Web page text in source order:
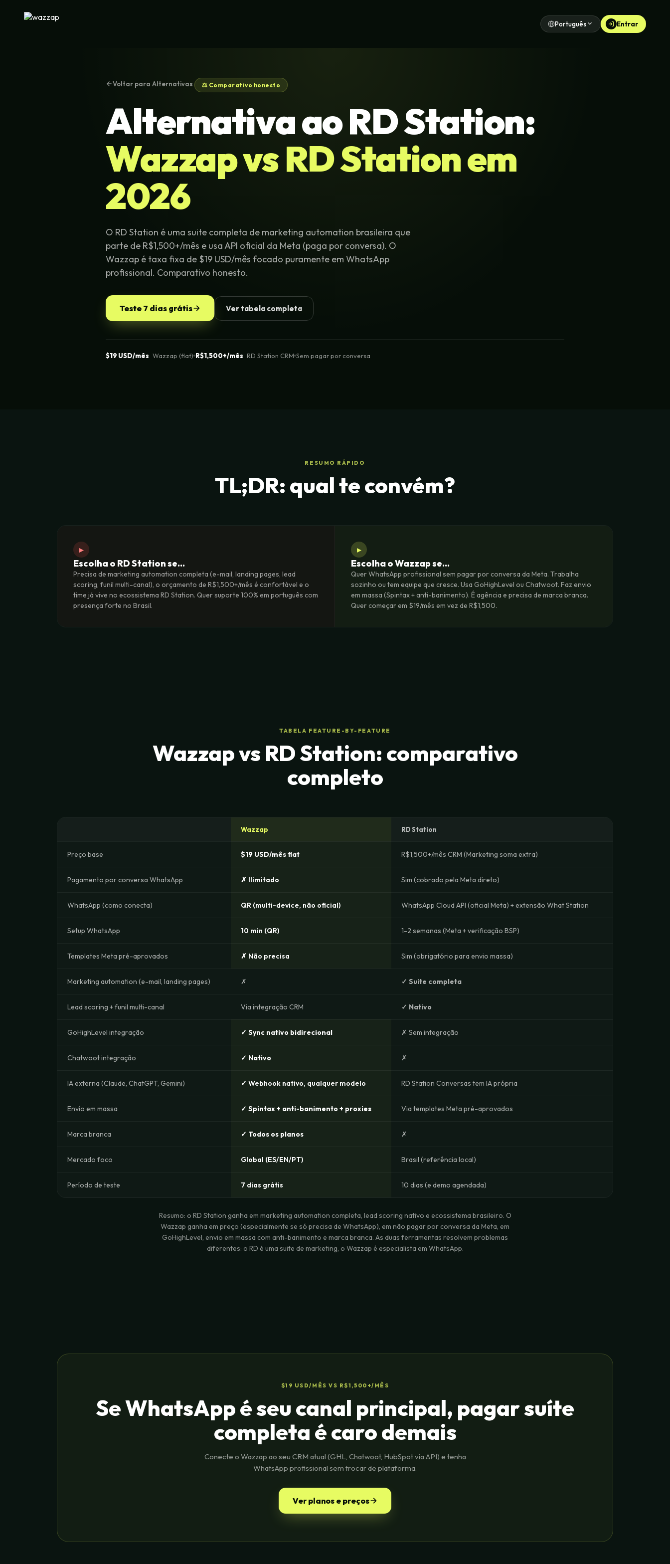
Português Entrar
Voltar para Alternativas ⚖️ Comparativo honesto
Alternativa ao RD Station:
Wazzap vs RD Station em
2026
O RD Station é uma suite completa de marketing automation brasileira que
parte de R$1,500+/mês e usa API oficial da Meta (paga por conversa). O
Wazzap é taxa fixa de $19 USD/mês focado puramente em WhatsApp
profissional. Comparativo honesto.
Teste 7 dias grátis Ver tabela completa
$19 USD/mês Wazzap (flat) R$1,500+/mês RD Station CRM Sem pagar por conversa
RESUMO RÁPIDO
TL;DR: qual te convém?
▸
Escolha o RD Station se…
Precisa de marketing automation completa (e-mail, landing pages, lead
scoring, funil multi-canal), o orçamento de R$1,500+/mês é confortável e o
time já vive no ecossistema RD Station. Quer suporte 100% em português com
presença forte no Brasil.
▸
Escolha o Wazzap se…
Quer WhatsApp profissional sem pagar por conversa da Meta. Trabalha
sozinho ou tem equipe que cresce. Usa GoHighLevel ou Chatwoot. Faz envio
em massa (Spintax + anti-banimento). É agência e precisa de marca branca.
Quer começar em $19/mês em vez de R$1,500.
TABELA FEATURE-BY-FEATURE
Wazzap vs RD Station: comparativo
completo
Wazzap RD Station
Preço base $19 USD/mês flat R$1,500+/mês CRM (Marketing soma extra)
Pagamento por conversa WhatsApp ✗ Ilimitado Sim (cobrado pela Meta direto)
WhatsApp (como conecta) QR (multi-device, não oficial) WhatsApp Cloud API (oficial Meta) + extensão What Station
Setup WhatsApp 10 min (QR) 1-2 semanas (Meta + verificação BSP)
Templates Meta pré-aprovados ✗ Não precisa Sim (obrigatório para envio massa)
Marketing automation (e-mail, landing pages) ✗ ✓ Suite completa
Lead scoring + funil multi-canal Via integração CRM ✓ Nativo
GoHighLevel integração ✓ Sync nativo bidirecional ✗ Sem integração
Chatwoot integração ✓ Nativo ✗
IA externa (Claude, ChatGPT, Gemini) ✓ Webhook nativo, qualquer modelo RD Station Conversas tem IA própria
Envio em massa ✓ Spintax + anti-banimento + proxies Via templates Meta pré-aprovados
Marca branca ✓ Todos os planos ✗
Mercado foco Global (ES/EN/PT) Brasil (referência local)
Período de teste 7 dias grátis 10 dias (e demo agendada)
Resumo: o RD Station ganha em marketing automation completa, lead scoring nativo e ecossistema brasileiro. O
Wazzap ganha em preço (especialmente se só precisa de WhatsApp), em não pagar por conversa da Meta, em
GoHighLevel, envio em massa com anti-banimento e marca branca. As duas ferramentas resolvem problemas
diferentes: o RD é uma suite de marketing, o Wazzap é especialista em WhatsApp.
$19 USD/MÊS VS R$1,500+/MÊS
Se WhatsApp é seu canal principal, pagar suíte
completa é caro demais
Conecte o Wazzap ao seu CRM atual (GHL, Chatwoot, HubSpot via API) e tenha
WhatsApp profissional sem trocar de plataforma.
Ver planos e preços